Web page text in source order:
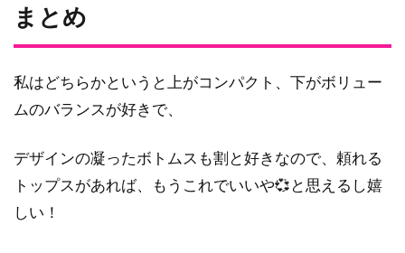
まとめ
私はどちらかというと上がコンパクト、下がボリュー
ムのバランスが好きで、
デザインの凝ったボトムスも割と好きなので、頼れる
トップスがあれば、もうこれでいいや💞と思えるし嬉
しい！